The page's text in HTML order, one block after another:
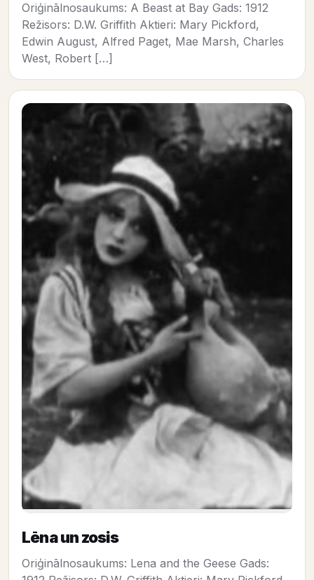
Oriģinālnosaukums: A Beast at Bay Gads: 1912
Režisors: D.W. Griffith Aktieri: Mary Pickford,
Edwin August, Alfred Paget, Mae Marsh, Charles
West, Robert […]
Lēna un zosis
Oriģinālnosaukums: Lena and the Geese Gads: